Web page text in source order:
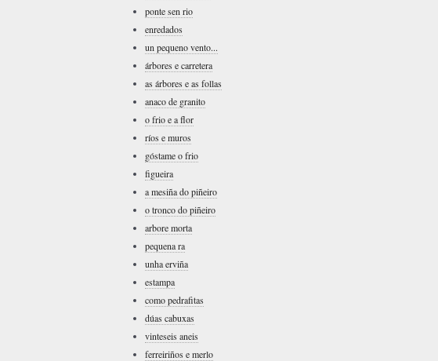
ponte sen rio
enredados
un pequeno vento...
árbores e carretera
as árbores e as follas
anaco de granito
o frio e a flor
ríos e muros
góstame o frio
figueira
a mesiña do piñeiro
o tronco do piñeiro
arbore morta
pequena ra
unha erviña
estampa
como pedrafitas
dúas cabuxas
vinteseis aneis
ferreiriños e merlo